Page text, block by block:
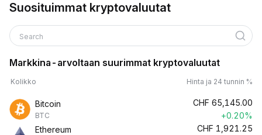
Suosituimmat kryptovaluutat
Search
Markkina-arvoltaan suurimmat kryptovaluutat
Kolikko Hinta ja 24 tunnin %
Bitcoin
BTC
CHF 65,145.00
+0.20%
Ethereum
CHF 1,921.25